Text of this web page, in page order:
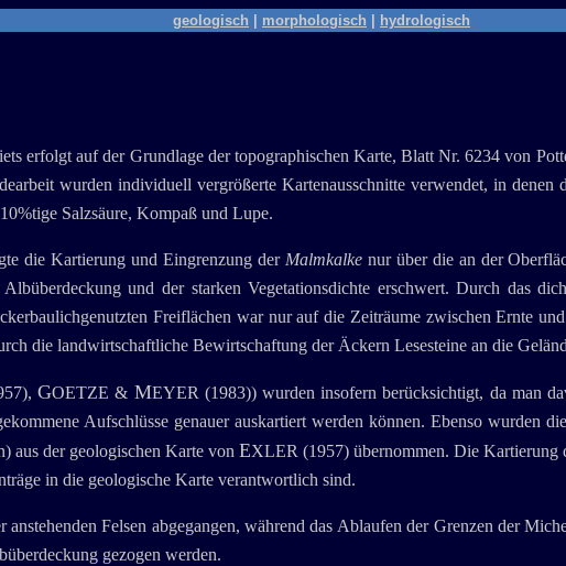
geologisch morphologisch hydrologisch
erfolgt auf der Grundlage der topographischen Karte, Blatt Nr. 6234 von
wurden individuell vergrößerte Kartenausschnitte verwendet, in
Salzsäure, Kompaß und Lupe.
die Kartierung und Eingrenzung der Malmkalkenur über die an der
und der starken Vegetationsdichte erschwert. Durch das
Freiflächen war nur auf die Zeiträume zwischen Ernte
die landwirtschaftliche Bewirtschaftung der Äckern Lesesteine an die
GOETZE & MEYER (1983)) wurden insofern berücksichtigt, da man
Aufschlüsse genauer auskartiert werden können. Ebenso wurden
aus der geologischen Karte von EXLER (1957) übernommen. Die Kartierung
in die geologische Karte verantwortlich sind.
Felsen abgegangen, während das Ablaufen der Grenzen der
gezogen werden.